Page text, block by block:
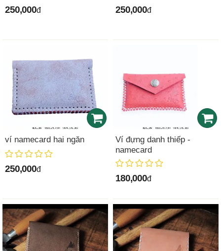
250,000đ 250,000đ
ví namecard hai ngăn
250,000đ
Ví đựng danh thiếp -
namecard
180,000đ